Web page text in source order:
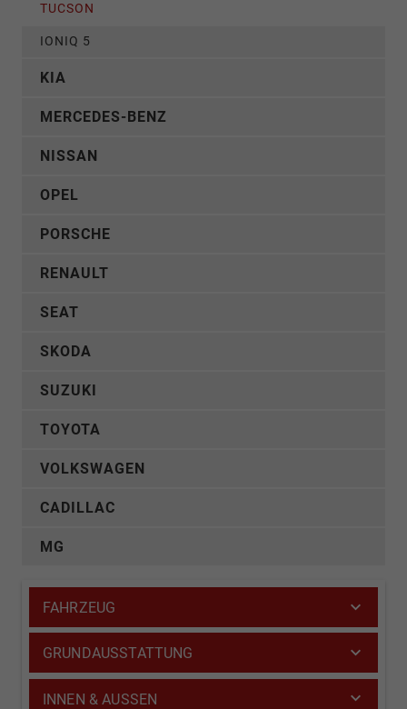
TUCSON
IONIQ 5
KIA
MERCEDES-BENZ
NISSAN
OPEL
PORSCHE
RENAULT
SEAT
SKODA
SUZUKI
TOYOTA
VOLKSWAGEN
CADILLAC
MG
FAHRZEUG
GRUNDAUSSTATTUNG
INNEN & AUSSEN